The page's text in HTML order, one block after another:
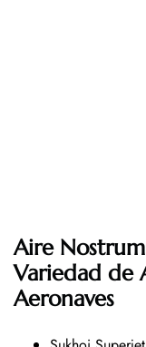
Aire
Variedad de
Aeronaves